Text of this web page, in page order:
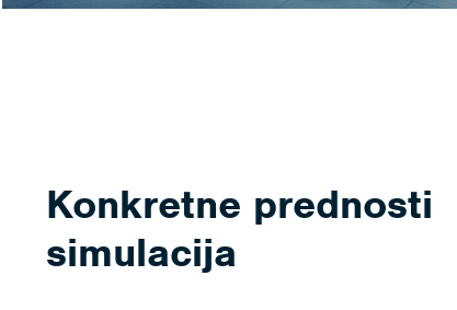
Konkretne prednosti
simulacija